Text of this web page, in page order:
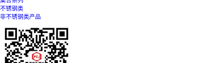
不锈钢类
非不锈钢类产品